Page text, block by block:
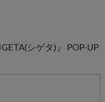
シゲタ)』 POP-UP